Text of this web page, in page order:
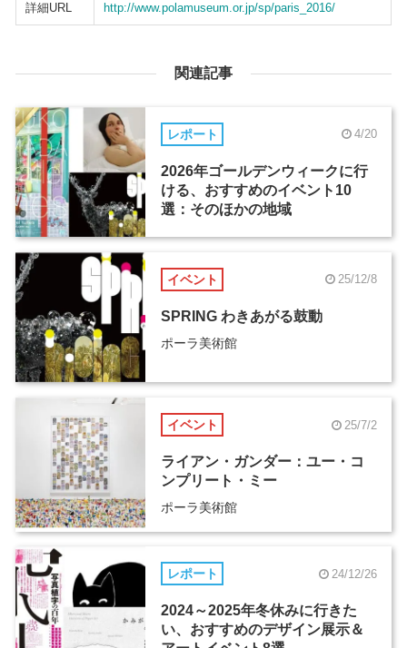
詳細URL http://www.polamuseum.or.jp/sp/paris_2016/
関連記事
レポート 4/20
2026年ゴールデンウィークに行
ける、おすすめのイベント10
選：そのほかの地域
イベント 25/12/8
SPRING わきあがる鼓動
ポーラ美術館
イベント 25/7/2
ライアン・ガンダー：ユー・コ
ンプリート・ミー
ポーラ美術館
レポート 24/12/26
2024～2025年冬休みに行きた
い、おすすめのデザイン展示＆